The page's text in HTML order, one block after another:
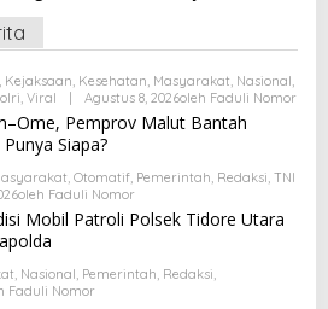
, Kejaksaan, Kesehatan, Masyarakat, Nasional,
, Viral Agustus 8, 2026Oleh Faduli Nomor
Pemprov Malut Bantah
Siapa?
, Otomatif, Pemerintah, Redaksi, TNI
Oleh Faduli Nomor
Mobil Patroli Polsek Tidore Utara
, Nasional, Pemerintah, Redaksi,
Faduli Nomor